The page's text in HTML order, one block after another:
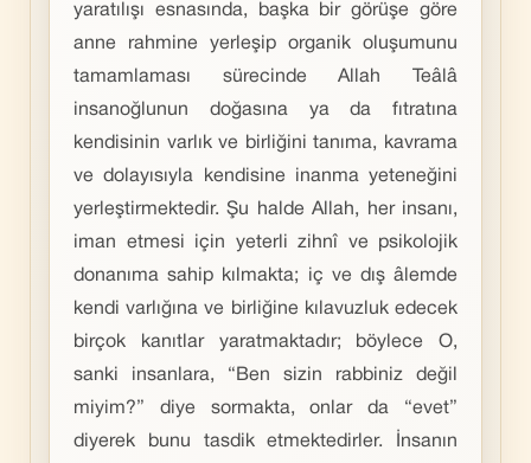
yaratılışı esnasında, başka bir görüşe göre
anne rahmine yerleşip organik oluşumunu
tamamlaması sürecinde Allah Teâlâ
insanoğlunun doğasına ya da fıtratına
kendisinin varlık ve birliğini tanıma, kavrama
ve dolayısıyla kendisine inanma yeteneğini
yerleştirmektedir. Şu halde Allah, her insanı,
iman etmesi için yeterli zihnî ve psikolojik
donanıma sahip kılmakta; iç ve dış âlemde
kendi varlığına ve birliğine kılavuzluk edecek
birçok kanıtlar yaratmaktadır; böylece O,
sanki insanlara, “Ben sizin rabbiniz değil
miyim?” diye sormakta, onlar da “evet”
diyerek bunu tasdik etmektedirler. İnsanın